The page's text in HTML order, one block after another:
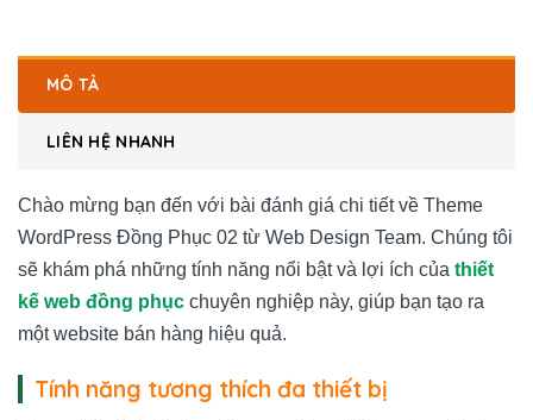
MÔ TẢ
LIÊN HỆ NHANH
Chào mừng bạn đến với bài đánh giá chi tiết về Theme
WordPress Đồng Phục 02 từ Web Design Team. Chúng tôi
sẽ khám phá những tính năng nổi bật và lợi ích của thiết
kế web đồng phục chuyên nghiệp này, giúp bạn tạo ra
một website bán hàng hiệu quả.
Tính năng tương thích đa thiết bị